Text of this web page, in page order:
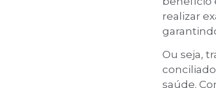
realizar
Ou seja,
saúde.